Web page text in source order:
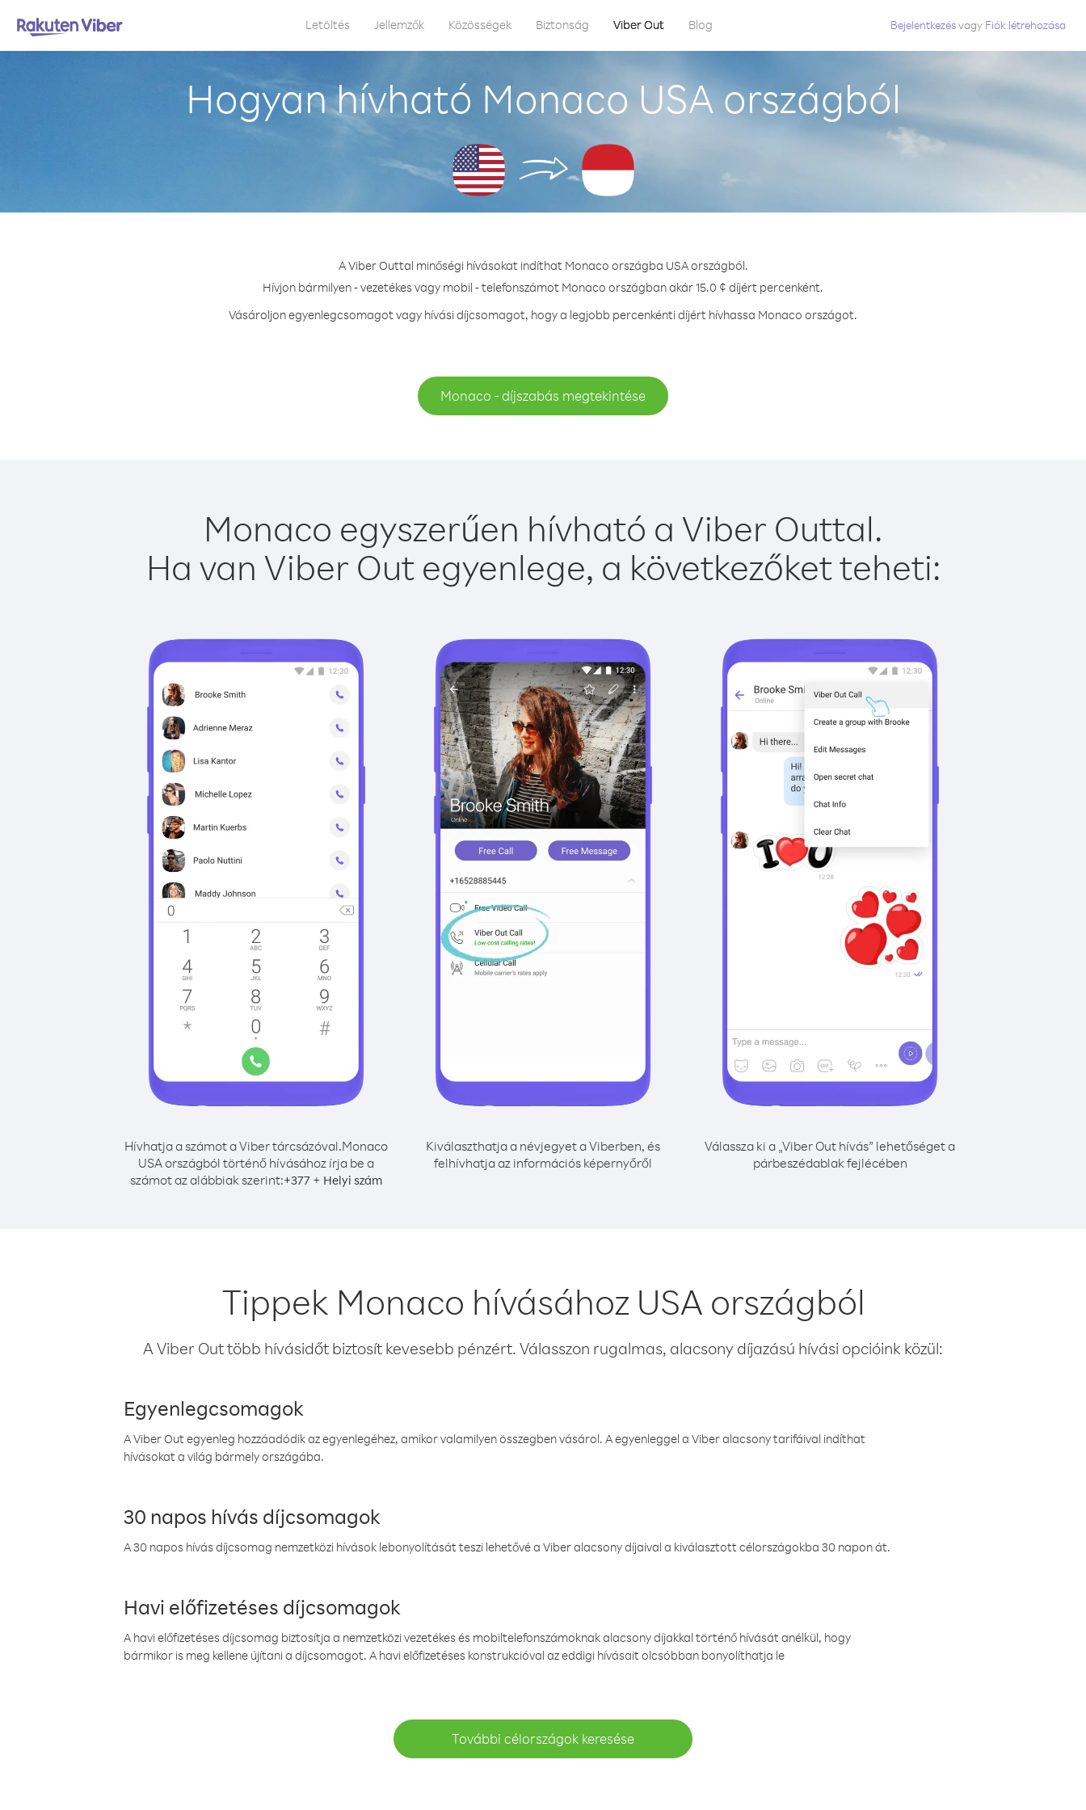
Letöltés Jellemzők Közösségek Biztonság Viber Out Blog Bejelentkezésvagy Fiók létrehozása
Hogyan hívható Monaco USA országból
A Viber Outtal minőségi hívásokat indíthat Monaco országba USA országból.
Hívjon bármilyen - vezetékes vagy mobil - telefonszámot Monaco országban akár 15.0 ¢ díjért percenként.
Vásároljon egyenlegcsomagot vagy hívási díjcsomagot, hogy a legjobb percenkénti díjért hívhassa Monaco országot.
Monaco - díjszabás megtekintése
Monaco egyszerűen hívható a Viber Outtal.
Ha van Viber Out egyenlege, a következőket teheti:
Hívhatja a számot a Viber tárcsázóval.Monaco
USA országból történő hívásához írja be a
számot az alábbiak szerint:+377 + Helyi szám
Kiválaszthatja a névjegyet a Viberben, és
felhívhatja az információs képernyőről
Válassza ki a „Viber Out hívás” lehetőséget a
párbeszédablak fejlécében
Tippek Monaco hívásához USA országból
A Viber Out több hívásidőt biztosít kevesebb pénzért. Válasszon rugalmas, alacsony díjazású hívási opcióink közül:
Egyenlegcsomagok
A Viber Out egyenleg hozzáadódik az egyenlegéhez, amikor valamilyen összegben vásárol. A egyenleggel a Viber alacsony tarifáival indíthat
hívásokat a világ bármely országába.
30 napos hívás díjcsomagok
A 30 napos hívás díjcsomag nemzetközi hívások lebonyolítását teszi lehetővé a Viber alacsony díjaival a kiválasztott célországokba 30 napon át.
Havi előfizetéses díjcsomagok
A havi előfizetéses díjcsomag biztosítja a nemzetközi vezetékes és mobiltelefonszámoknak alacsony díjakkal történő hívását anélkül, hogy
bármikor is meg kellene újítani a díjcsomagot. A havi előfizetéses konstrukcióval az eddigi hívásait olcsóbban bonyolíthatja le
További célországok keresése